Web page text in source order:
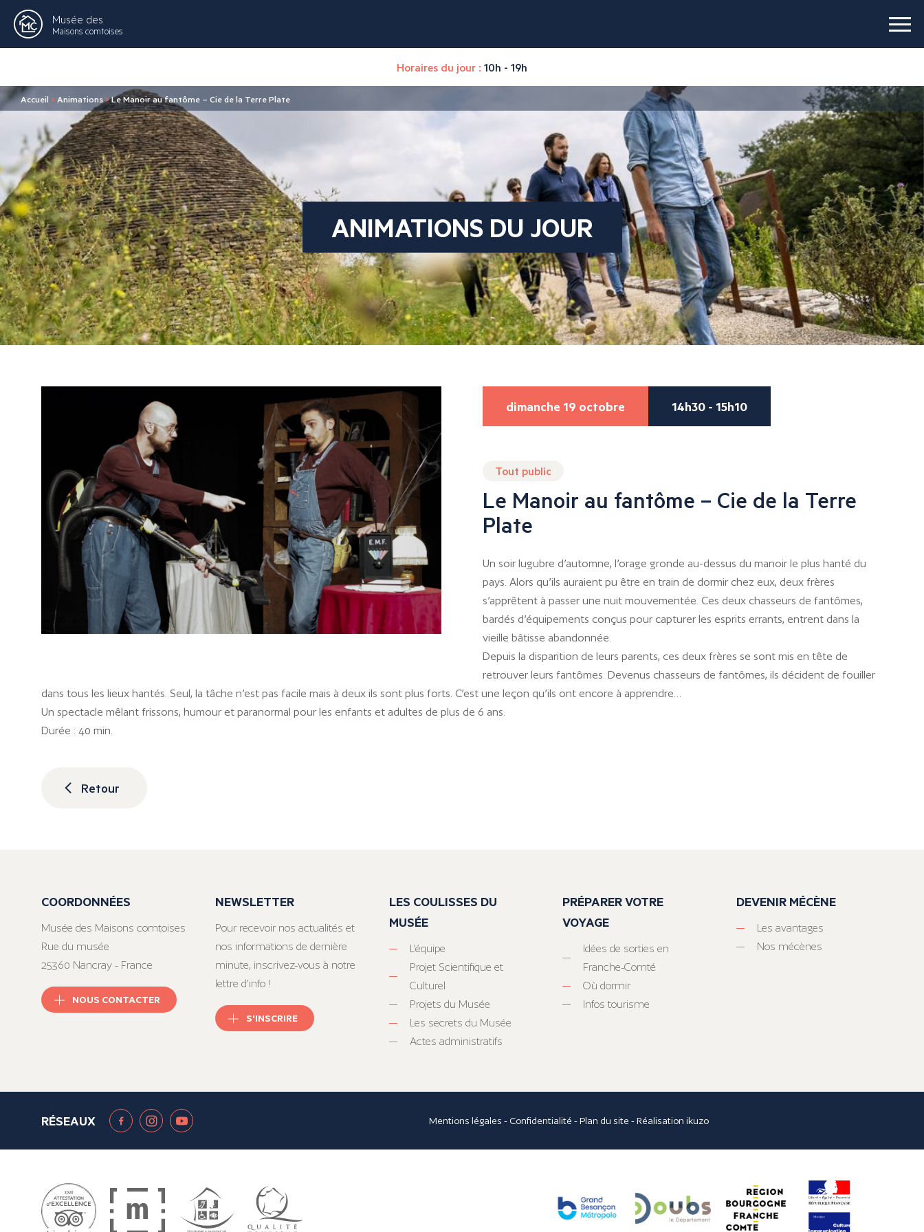
Musée des
Maisons comtoises
Horaires du jour : 10h - 19h
Accueil > Animations>Le Manoir au fantôme – Cie de la Terre Plate
ANIMATIONS DU JOUR
dimanche 19 octobre 14h30 - 15h10
Tout public
Le Manoir au fantôme – Cie de la Terre
Plate
Un soir lugubre d’automne, l’orage gronde au-dessus du manoir le plus hanté du
pays. Alors qu’ils auraient pu être en train de dormir chez eux, deux frères
s’apprêtent à passer une nuit mouvementée. Ces deux chasseurs de fantômes,
bardés d’équipements conçus pour capturer les esprits errants, entrent dans la
vieille bâtisse abandonnée.
Depuis la disparition de leurs parents, ces deux frères se sont mis en tête de
retrouver leurs fantômes. Devenus chasseurs de fantômes, ils décident de fouiller
dans tous les lieux hantés. Seul, la tâche n’est pas facile mais à deux ils sont plus forts. C’est une leçon qu’ils ont encore à apprendre…
Un spectacle mêlant frissons, humour et paranormal pour les enfants et adultes de plus de 6 ans.
Durée : 40 min.
Retour
COORDONNÉES
Musée des Maisons comtoises
Rue du musée
25360 Nancray - France
NOUS CONTACTER
NEWSLETTER
Pour recevoir nos actualités et
nos informations de dernière
minute, inscrivez-vous à notre
lettre d’info !
S'INSCRIRE
LES COULISSES DU
MUSÉE
L’équipe
Projet Scientifique et
Culturel
Projets du Musée
Les secrets du Musée
Actes administratifs
PRÉPARER VOTRE
VOYAGE
Idées de sorties en
Franche-Comté
Où dormir
Infos tourisme
DEVENIR MÉCÈNE
Les avantages
Nos mécènes
RÉSEAUX Mentions légales - Confidentialité -Plan du site - Réalisationikuzo